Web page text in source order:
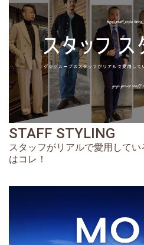
STAFF STYLING
スタッフがリアルで愛用して
はコレ！